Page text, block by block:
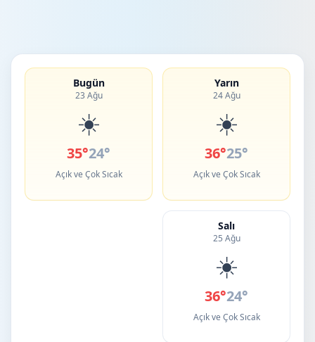
Bugün
23 Ağu
☀️
35°24°
Açık ve Çok Sıcak
Yarın
24 Ağu
☀️
36°25°
Açık ve Çok Sıcak
Salı
25 Ağu
☀️
36°24°
Açık ve Çok Sıcak